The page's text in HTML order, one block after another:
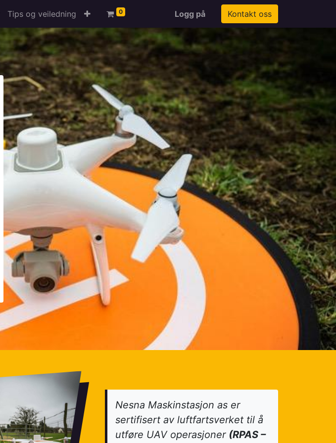
Tips og veiledning 0 Logg på Kontakt oss
Nesna Maskinstasjon as er
sertifisert av luftfartsverket til å
utføre UAV operasjoner (RPAS –